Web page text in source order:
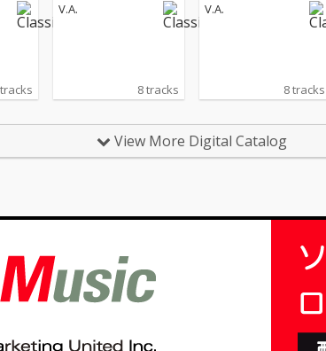
V.A.
8 tracks
V.A.
8 tracks
View More Digital Catalog